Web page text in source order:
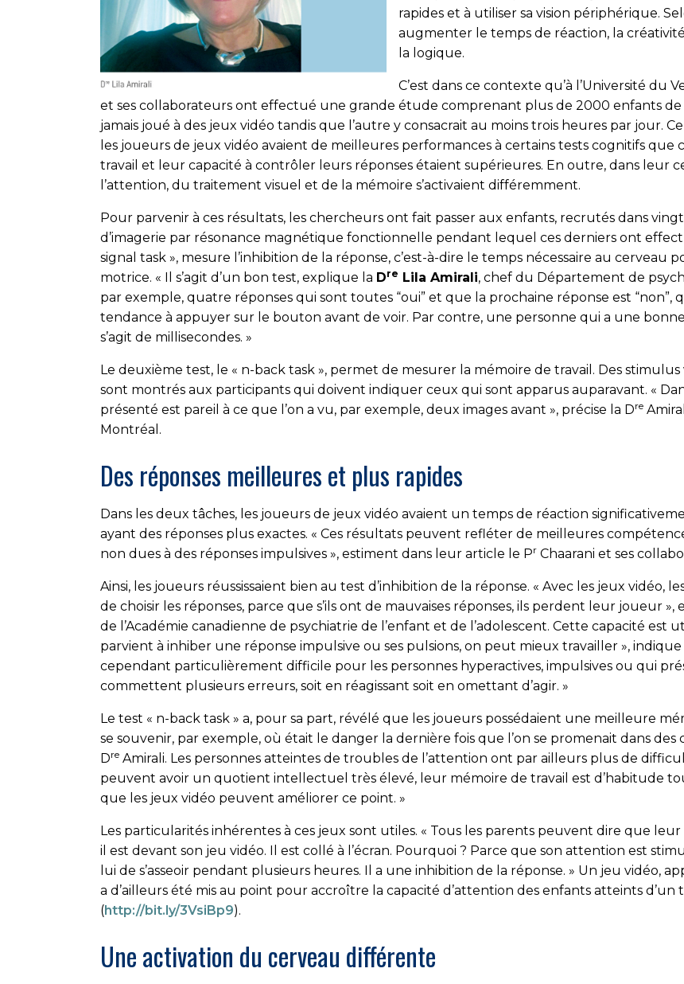
rapides et à utiliser sa vision périphérique.
augmenter le temps de réaction, la
la logique.
C’est dans ce contexte qu’à l’Université du
et ses collaborateurs ont effectué une grande étude comprenant plus de 2000 enfants de
jamais joué à des jeux vidéo tandis que l’autre y consacrait au moins trois heures par jour.
les joueurs de jeux vidéo avaient de meilleures performances à certains tests cognitifs que
travail et leur capacité à contrôler leurs réponses étaient supérieures. En outre, dans leur
l’attention, du traitement visuel et de la mémoire s’activaient différemment.
Pour parvenir à ces résultats, les chercheurs ont fait passer aux enfants, recrutés dans
d’imagerie par résonance magnétique fonctionnelle pendant lequel ces derniers ont
signal task », mesure l’inhibition de la réponse, c’est-à-dire le temps nécessaire au
motrice. « Il s’agit d’un bon test, explique la Dre Lila Amirali, chef du Département de
par exemple, quatre réponses qui sont toutes “oui” et que la prochaine réponse est “non”,
tendance à appuyer sur le bouton avant de voir. Par contre, une personne qui a une
s’agit de millisecondes. »
Le deuxième test, le « n-back task », permet de mesurer la mémoire de travail. Des
sont montrés aux participants qui doivent indiquer ceux qui sont apparus auparavant. «
présenté est pareil à ce que l’on a vu, par exemple, deux images avant », précise la Dre
Montréal.
Des réponses meilleures et plus rapides
Dans les deux tâches, les joueurs de jeux vidéo avaient un temps de réaction
ayant des réponses plus exactes. « Ces résultats peuvent refléter de meilleures
non dues à des réponses impulsives », estiment dans leur article le Pr Chaarani et ses
Ainsi, les joueurs réussissaient bien au test d’inhibition de la réponse. « Avec les jeux
de choisir les réponses, parce que s’ils ont de mauvaises réponses, ils perdent leur joueur »,
de l’Académie canadienne de psychiatrie de l’enfant et de l’adolescent. Cette capacité est
parvient à inhiber une réponse impulsive ou ses pulsions, on peut mieux travailler », indique
cependant particulièrement difficile pour les personnes hyperactives, impulsives ou qui
commettent plusieurs erreurs, soit en réagissant soit en omettant d’agir. »
Le test « n-back task » a, pour sa part, révélé que les joueurs possédaient une meilleure
se souvenir, par exemple, où était le danger la dernière fois que l’on se promenait dans
Dre Amirali. Les personnes atteintes de troubles de l’attention ont par ailleurs plus de
peuvent avoir un quotient intellectuel très élevé, leur mémoire de travail est d’habitude
que les jeux vidéo peuvent améliorer ce point. »
Les particularités inhérentes à ces jeux sont utiles. « Tous les parents peuvent dire que
il est devant son jeu vidéo. Il est collé à l’écran. Pourquoi ? Parce que son attention est
lui de s’asseoir pendant plusieurs heures. Il a une inhibition de la réponse. » Un jeu vidéo,
a d’ailleurs été mis au point pour accroître la capacité d’attention des enfants atteints
(http://bit.ly/3VsiBp9).
Une activation du cerveau différente